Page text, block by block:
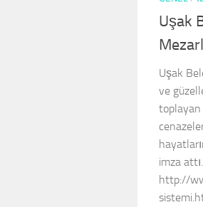
Uşak
Uşak
ve
imza
http://